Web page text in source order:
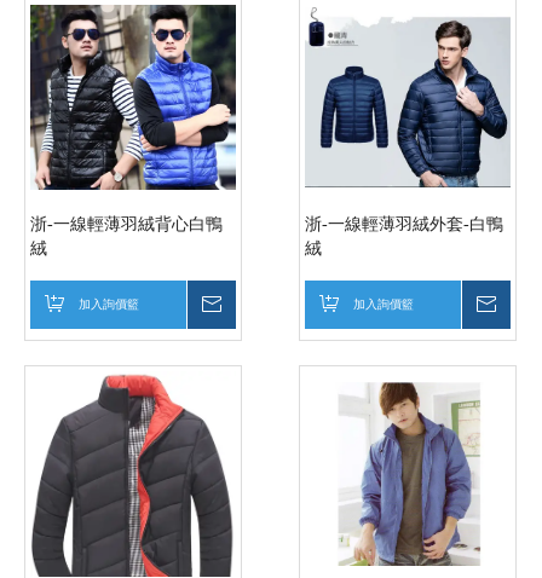
浙-一線輕薄羽絨背心白鴨
絨
加入詢價籃
浙-一線輕薄羽絨外套-白鴨
絨
加入詢價籃